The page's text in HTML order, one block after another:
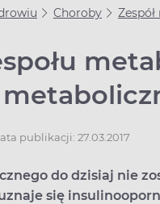
Choroby
publikacji: 27.03.2017
do dzisiaj nie
się